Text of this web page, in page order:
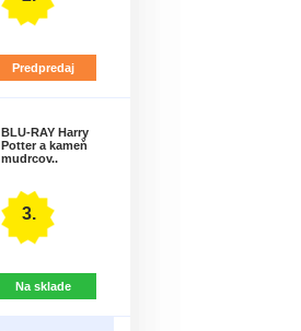
Predpredaj
BLU-RAY Harry
Potter a kameň
mudrcov..
3.
Na sklade